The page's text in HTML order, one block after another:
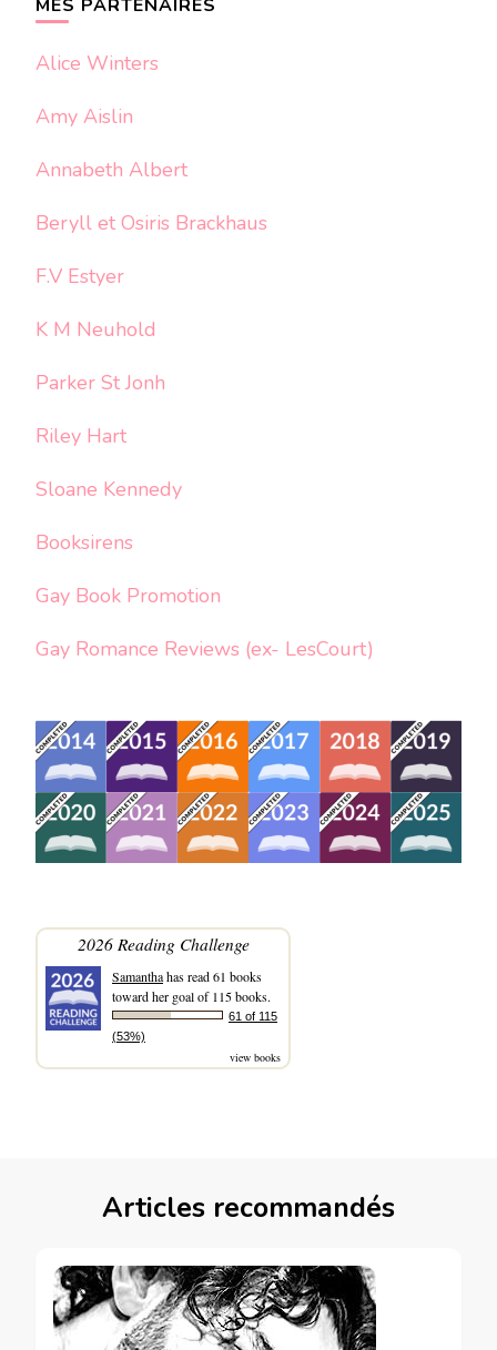
MES PARTENAIRES
Alice Winters
Amy Aislin
Annabeth Albert
Beryll et Osiris Brackhaus
F.V Estyer
K M Neuhold
Parker St Jonh
Riley Hart
Sloane Kennedy
Booksirens
Gay Book Promotion
Gay Romance Reviews (ex- LesCourt)
2026 Reading Challenge
Samanthahas read 61 books
toward her goal of 115 books.
61 of 115
(53%)
view books
Articles recommandés